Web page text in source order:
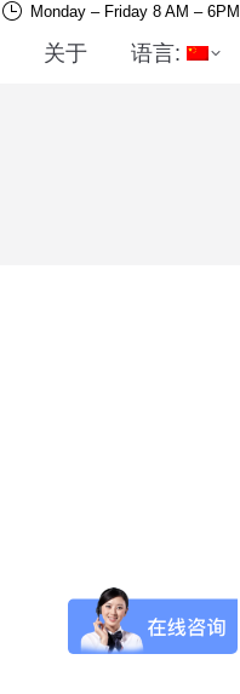
Monday – Friday 8 AM – 6PM
关于 语言: